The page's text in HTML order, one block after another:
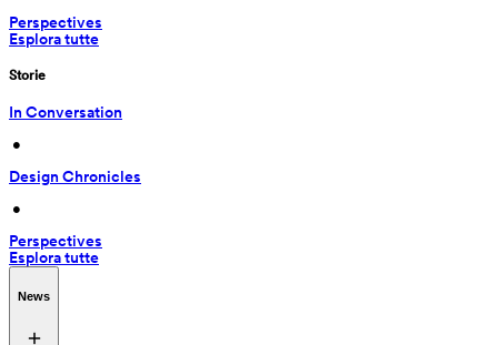
Perspectives
Esplora tutte
Storie
In Conversation
•
Design Chronicles
•
Perspectives
Esplora tutte
News